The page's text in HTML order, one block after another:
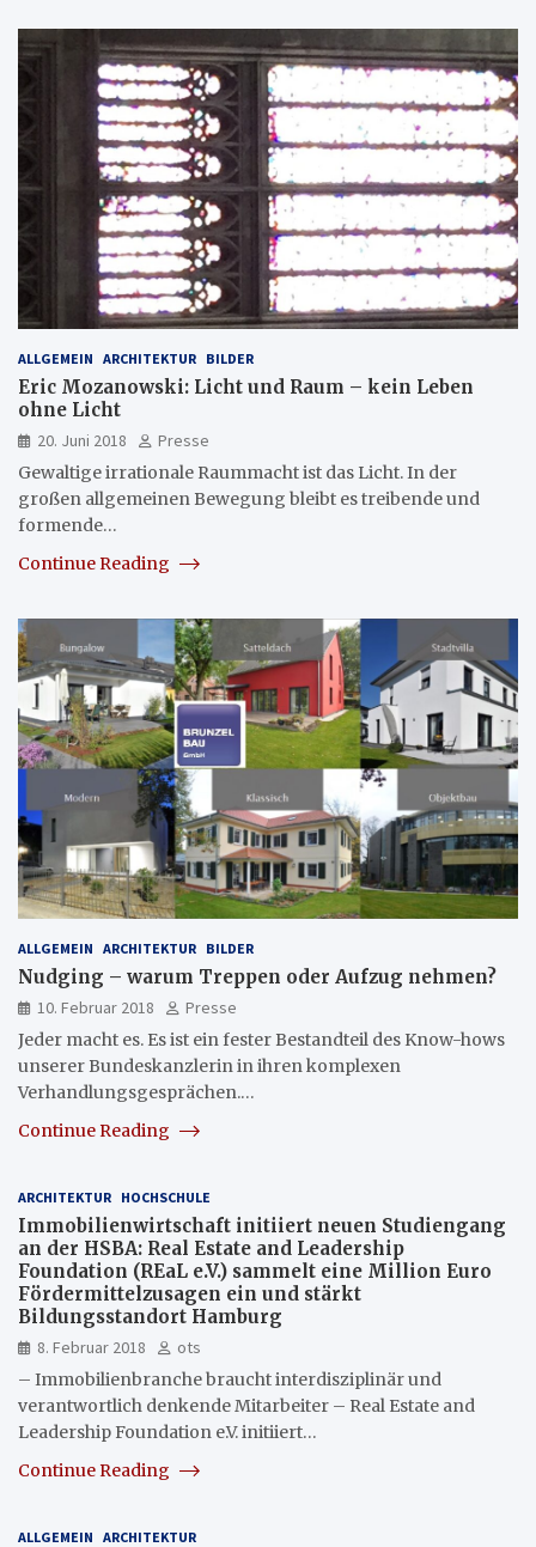
ALLGEMEIN ARCHITEKTUR BILDER
Eric Mozanowski: Licht und Raum – kein Leben
ohne Licht
20. Juni 2018
Presse
Gewaltige irrationale Raummacht ist das Licht. In der
großen allgemeinen Bewegung bleibt es treibende und
formende…
Continue Reading
ALLGEMEIN ARCHITEKTUR BILDER
Nudging – warum Treppen oder Aufzug nehmen?
10. Februar 2018
Presse
Jeder macht es. Es ist ein fester Bestandteil des Know-hows
unserer Bundeskanzlerin in ihren komplexen
Verhandlungsgesprächen.…
Continue Reading
ARCHITEKTUR HOCHSCHULE
Immobilienwirtschaft initiiert neuen Studiengang
an der HSBA: Real Estate and Leadership
Foundation (REaL e.V.) sammelt eine Million Euro
Fördermittelzusagen ein und stärkt
Bildungsstandort Hamburg
8. Februar 2018
ots
– Immobilienbranche braucht interdisziplinär und
verantwortlich denkende Mitarbeiter – Real Estate and
Leadership Foundation e.V. initiiert…
Continue Reading
ALLGEMEIN ARCHITEKTUR